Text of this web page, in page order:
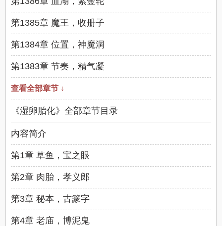
第1385章 魔王，收册子
第1384章 位置，神魔洞
第1383章 节奏，精气凝
查看全部章节 ↓
《湿卵胎化》全部章节目录
内容简介
第1章 草鱼，宝之眼
第2章 肉胎，孝义郎
第3章 秘本，古篆字
第4章 老庙，博泥鬼